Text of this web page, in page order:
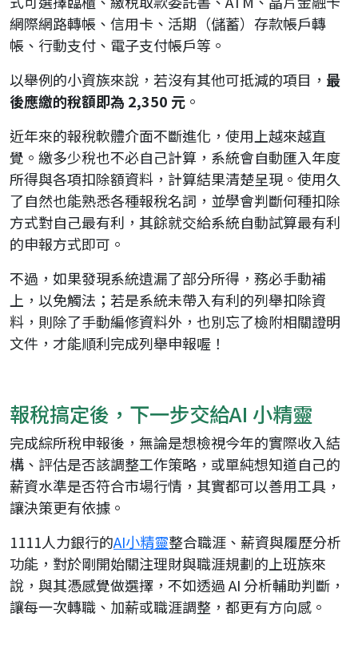
網際網路轉帳、信用卡、活期（儲蓄）存款帳戶轉
帳、行動支付、電子支付帳戶等。
以舉例的小資族來說，若沒有其他可抵減的項目， 最
後應繳的稅額即為 2,350 元 。
近年來的報稅軟體介面不斷進化，使用上越來越直
覺。繳多少稅也不必自己計算，系統會自動匯入年度
所得與各項扣除額資料，計算結果清楚呈現。使用久
了自然也能熟悉各種報稅名詞，並學會判斷何種扣除
方式對自己最有利，其餘就交給系統自動試算最有利
的申報方式即可。
不過，如果發現系統遺漏了部分所得，務必手動補
上，以免觸法；若是系統未帶入有利的列舉扣除資
料，則除了手動編修資料外，也別忘了檢附相關證明
文件，才能順利完成列舉申報喔！
報稅搞定後，下一步交給AI 小精靈
完成綜所稅申報後，無論是想檢視今年的實際收入結
構、評估是否該調整工作策略，或單純想知道自己的
薪資水準是否符合市場行情，其實都可以善用工具，
讓決策更有依據。
1111人力銀行的AI小精靈整合職涯、薪資與履歷分析
功能，對於剛開始關注理財與職涯規劃的上班族來
說，與其憑感覺做選擇，不如透過 AI 分析輔助判斷，
讓每一次轉職、加薪或職涯調整，都更有方向感。